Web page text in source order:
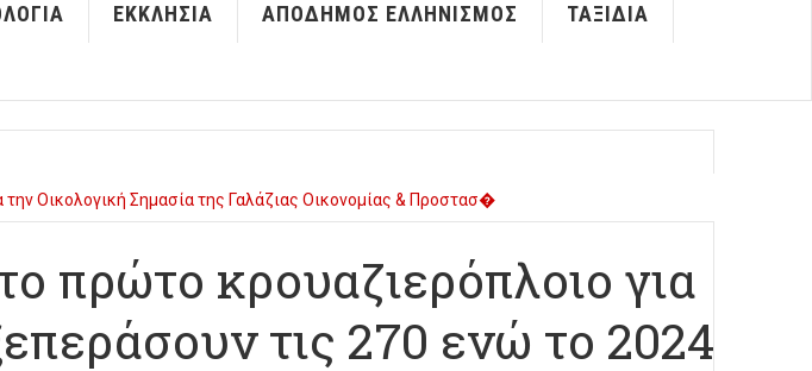
ΕΚΚΛΗΣΊΑ ΑΠΌΔΗΜΟΣ ΕΛΛΗΝΙΣΜΌΣ ΤΑΞΊΔΙΑ
Οικολογική Σημασία της Γαλάζιας Οικονομίας & Προστασ�
Φεστιβάλ Κινηματογράφου Ολυμπίας για Παιδιά και Ν�
πρώτο κρουαζιερόπλοιο για
τις 270 ενώ το 2024